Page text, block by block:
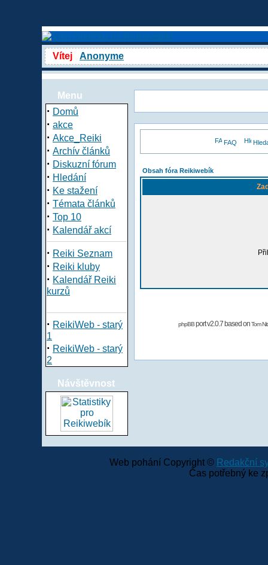
Vítej Anonyme
Menu
· Domů
· akce
· Akce_Reiki
· Archív článků
· Diskuzní fórum
· Hledání
· Ke stažení
· Témata článků
· Top 10
· Kalendář akcí
· Reiki Seznam
· Reiki kluby
· Kalendář Reiki
kurzů
· ReikiWeb - starý
1
· ReikiWeb - starý
2
Návštěvnost
FAQ
Obsah fóra Reikiwebík
phpBBport v2.0.7 based onTom
Web pohání Copyright © Redakční
Čas potřebný ke